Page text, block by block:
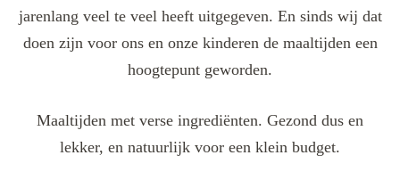
jarenlang veel te veel heeft uitgegeven. En sinds wij dat
doen zijn voor ons en onze kinderen de maaltijden een
hoogtepunt geworden.
Maaltijden met verse ingrediënten. Gezond dus en
lekker, en natuurlijk voor een klein budget.